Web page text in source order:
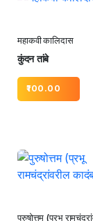
महाकवी कालिदास
कुंदन तांबे
100.00
पुरुषोत्तम (प्रभू